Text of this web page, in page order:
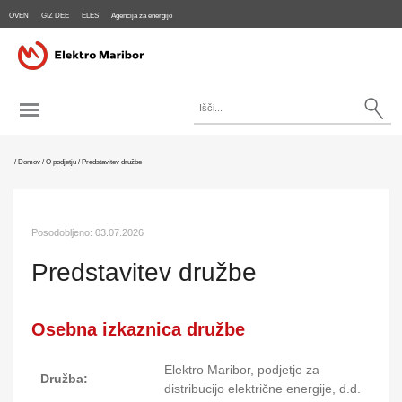
OVEN GIZ DEE ELES Agencija za energijo
/ Domov / O podjetju / Predstavitev družbe
Posodobljeno: 03.07.2026
Predstavitev družbe
Osebna izkaznica družbe
Družba:
Elektro Maribor, podjetje za
distribucijo električne energije, d.d.